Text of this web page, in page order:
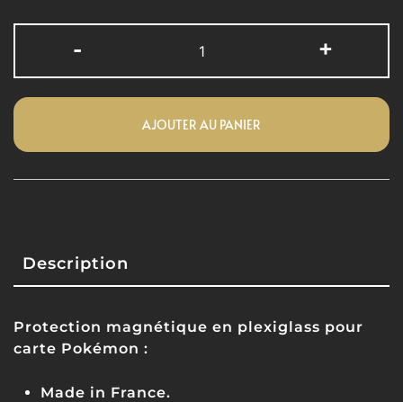
- +
AJOUTER AU PANIER
Description
Protection magnétique en plexiglass pour
carte Pokémon :
Made in France.